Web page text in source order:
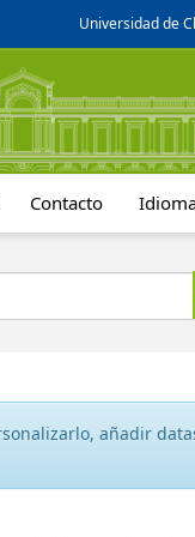
Universidad de
Contacto
añadir